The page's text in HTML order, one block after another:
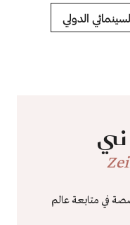
الدولي
في متابعة عالم